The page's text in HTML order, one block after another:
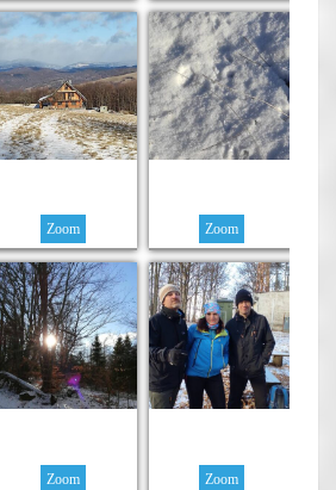
Zoom Zoom
Zoom Zoom